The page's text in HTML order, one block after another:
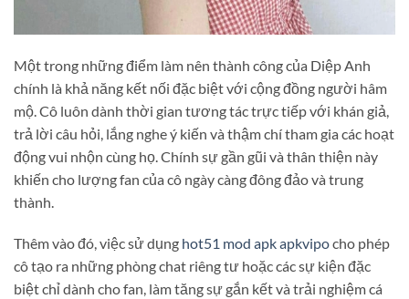
Một trong những điểm làm nên thành công của Diệp Anh
chính là khả năng kết nối đặc biệt với cộng đồng người hâm
mộ. Cô luôn dành thời gian tương tác trực tiếp với khán giả,
trả lời câu hỏi, lắng nghe ý kiến và thậm chí tham gia các hoạt
động vui nhộn cùng họ. Chính sự gần gũi và thân thiện này
khiến cho lượng fan của cô ngày càng đông đảo và trung
thành.
Thêm vào đó, việc sử dụng hot51 mod apk apkvipocho phép
cô tạo ra những phòng chat riêng tư hoặc các sự kiện đặc
biệt chỉ dành cho fan, làm tăng sự gắn kết và trải nghiệm cá